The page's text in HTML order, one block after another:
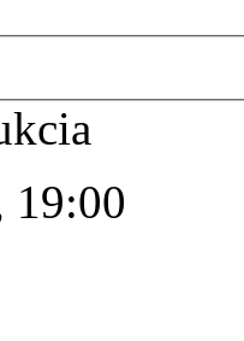
19:00